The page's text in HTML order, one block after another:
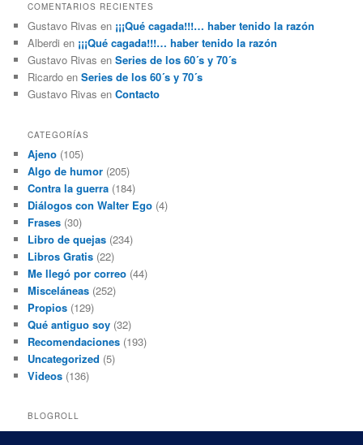
COMENTARIOS RECIENTES
Gustavo Rivas en ¡¡¡Qué cagada!!!… haber tenido la razón
Alberdi en ¡¡¡Qué cagada!!!… haber tenido la razón
Gustavo Rivas enSeries de los 60´s y 70´s
Ricardo enSeries de los 60´s y 70´s
Gustavo Rivas enContacto
CATEGORÍAS
Ajeno (105)
Algo de humor (205)
Contra la guerra (184)
Diálogos con Walter Ego (4)
Frases (30)
Libro de quejas (234)
Libros Gratis (22)
Me llegó por correo (44)
Misceláneas (252)
Propios (129)
Qué antiguo soy (32)
Recomendaciones (193)
Uncategorized (5)
Videos (136)
BLOGROLL
Black and White Power